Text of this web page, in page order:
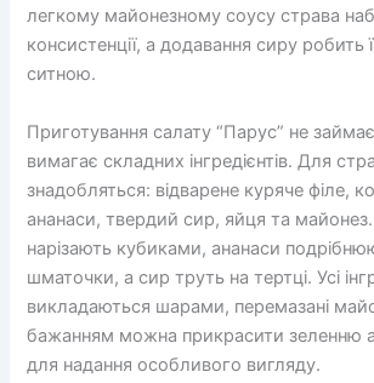
легкому майонезному соусу страва
консистенції, а додавання сиру робить
ситною.
Приготування салату “Парус” не
вимагає складних інгредієнтів. Для
знадобляться: відварене куряче філе,
ананаси, твердий сир, яйця та
нарізають кубиками, ананаси
шматочки, а сир труть на тертці. Усі
викладаються шарами, перемазані
бажанням можна прикрасити зеленню
для надання особливого вигляду.